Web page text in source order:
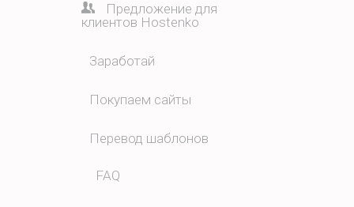
Предложение для
клиентов Hostenko
Заработай
Покупаем сайты
Перевод шаблонов
FAQ